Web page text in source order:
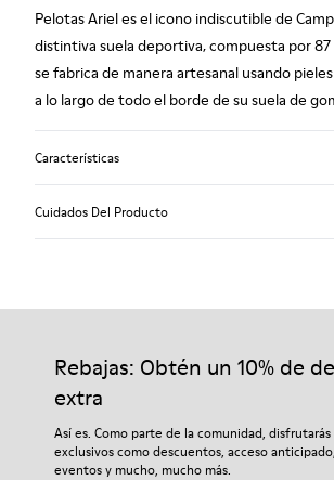
Pelotas Ariel es el icono indiscutible de
distintiva suela deportiva, compuesta por 87
se fabrica de manera artesanal usando
a lo largo de todo el borde de su suela de
Características
Forro
poliester reciclado)
Cuidados Del Producto
Nuestros zapatos se han fabricado con
adecuados para el cuidado del calzado los
garantizará que duren más tiempo.
Si deseas obtener información detallada
tu par, visita nuestraGuía para el cuidado
Rebajas: Obtén un 10% de
extra
Así es. Como parte de la comunidad,
exclusivos como descuentos, acceso
eventos y mucho, mucho más.